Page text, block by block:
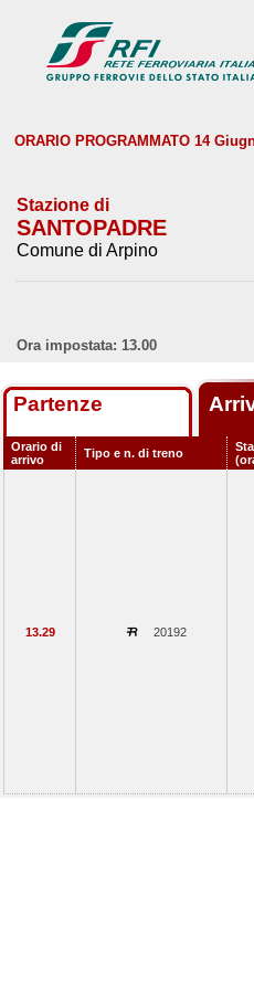
ORARIO PROGRAMMATO 14
Stazione di
SANTOPADRE
Comune di Arpino
Ora impostata: 13.00
Partenze
Orario di
arrivo
Tipo e n. di treno
13.29 20192